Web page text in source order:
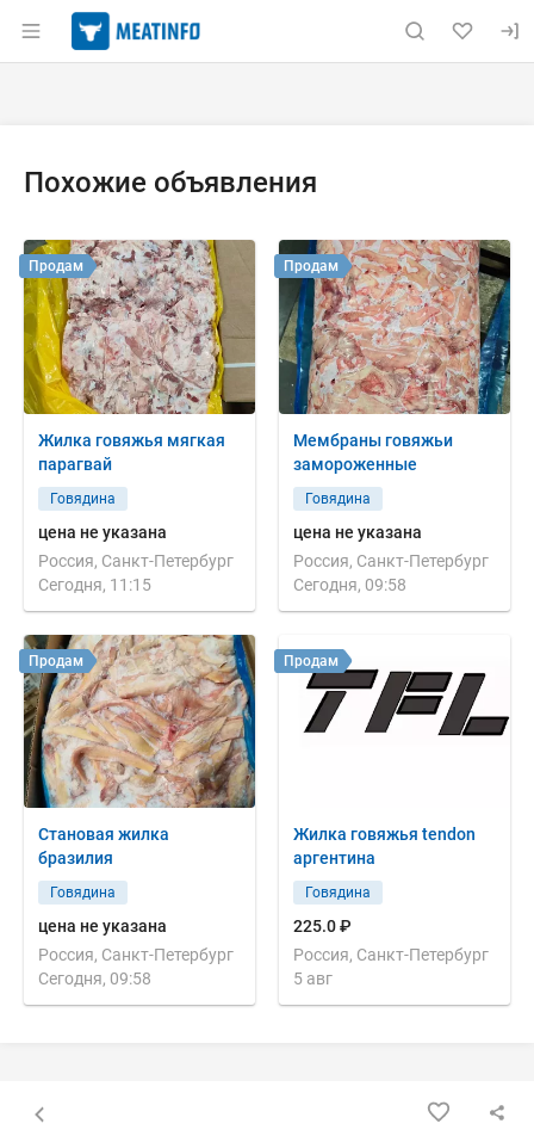
Раздел навигации по сайту meatinfo.ru
Похожие объявления
Жилка говяжья мягкая
парагвай
Говядина
цена не указана
Россия, Санкт-Петербург
Сегодня, 11:15
Продам
Мембраны говяжьи
замороженные
Говядина
цена не указана
Россия, Санкт-Петербург
Сегодня, 09:58
Продам
Становая жилка
бразилия
Говядина
цена не указана
Россия, Санкт-Петербург
Сегодня, 09:58
Продам
Жилка говяжья tendon
аргентина
Говядина
225.0 ₽
Россия, Санкт-Петербург
5 авг
Продам
Назад к списку объявлений